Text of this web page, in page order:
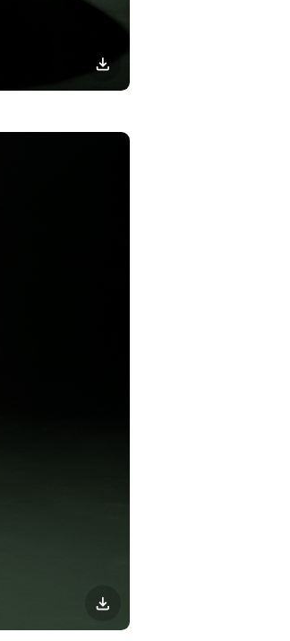
이미지
다운로드
이미지
다운로드